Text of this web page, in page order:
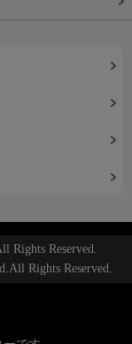
Rights Reserved.
Rights Reserved.